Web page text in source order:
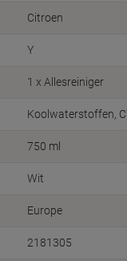
Citroen
Y
1 x Allesreiniger
Koolwaterstoffen,
750 ml
Wit
Europe
2181305